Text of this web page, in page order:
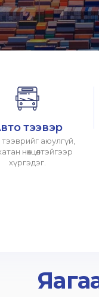
тээвэр
аюулгүй,
нөхцөлтэйгээр
хүргэдэг.